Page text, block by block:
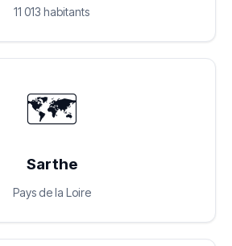
11 013 habitants
🗺️
Sarthe
Pays de la Loire